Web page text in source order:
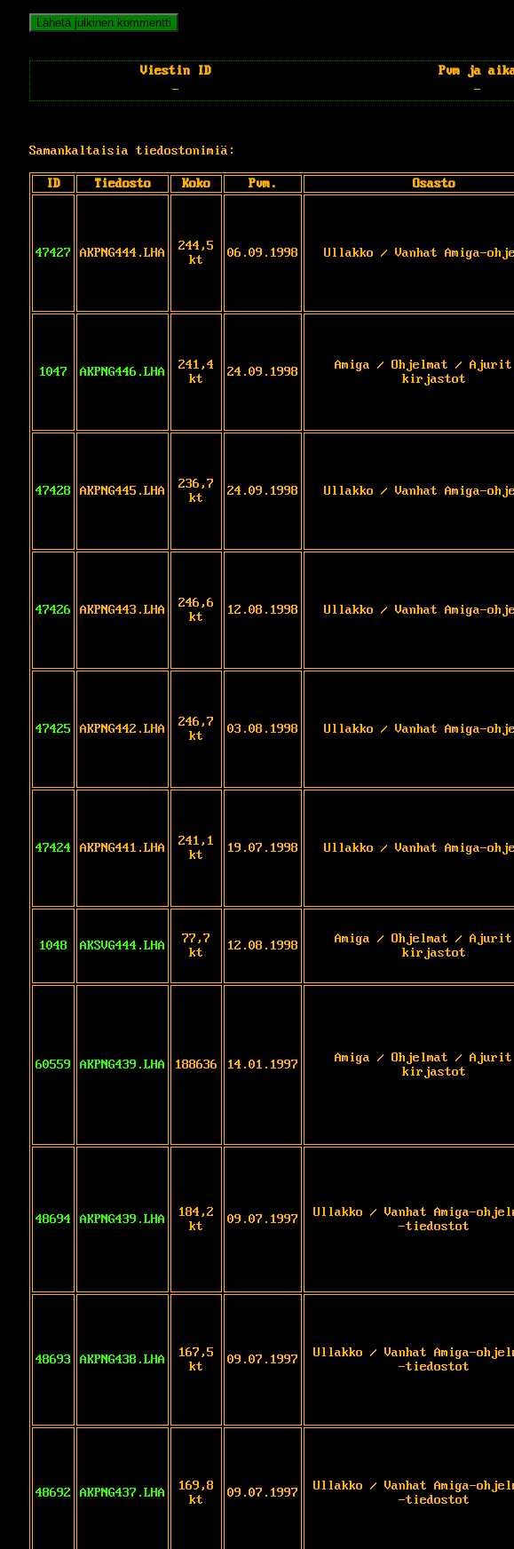
Viestin ID Pvm ja
-
-
Samankaltaisia tiedostonimiä:
ID Tiedosto Koko Pvm. Osasto
47427 AKPNG444.LHA
244,5
kt
06.09.1998 Ullakko / Vanhat Amiga-
1047 AKPNG446.LHA
241,4
kt
24.09.1998
Amiga / Ohjelmat /
kirjastot
47428 AKPNG445.LHA
236,7
kt
24.09.1998 Ullakko / Vanhat Amiga-
47426 AKPNG443.LHA
246,6
kt
12.08.1998 Ullakko / Vanhat Amiga-
47425 AKPNG442.LHA
246,7
kt
03.08.1998 Ullakko / Vanhat Amiga-
47424 AKPNG441.LHA
241,1
kt
19.07.1998 Ullakko / Vanhat Amiga-
1048 AKSVG444.LHA
77,7
kt
12.08.1998
Amiga / Ohjelmat /
kirjastot
60559 AKPNG439.LHA 188636 14.01.1997
Amiga / Ohjelmat /
kirjastot
48694 AKPNG439.LHA
184,2
kt
09.07.1997
Ullakko / Vanhat Amiga-
-tiedostot
48693 AKPNG438.LHA
167,5
kt
09.07.1997
Ullakko / Vanhat Amiga-
-tiedostot
48692 AKPNG437.LHA
169,8
kt
09.07.1997
Ullakko / Vanhat Amiga-
-tiedostot